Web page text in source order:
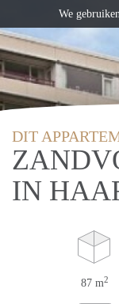
DIT
IN
87 m2
We